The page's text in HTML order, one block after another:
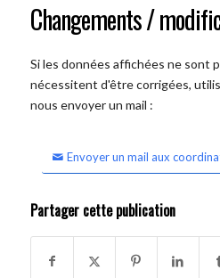
Changements /
Si les données affichées ne sont
nécessitent d'être corrigées,
nous envoyer un mail :
Envoyer un mail aux
Partager cette publication